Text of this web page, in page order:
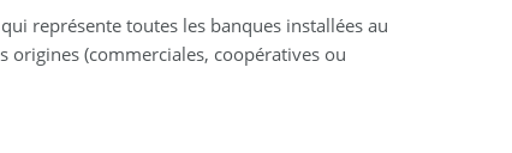
représente toutes les banques installées au
origines (commerciales, coopératives ou